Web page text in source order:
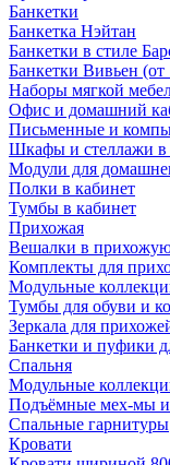
Банкетки
Банкетка Нэйтан
Банкетки в стиле
Банкетки Вивьен (от
Наборы мягкой
Офис и домашний
Письменные и
Шкафы и стеллажи в
Модули для
Полки в кабинет
Тумбы в кабинет
Прихожая
Вешалки в
Комплекты для
Модульные
Тумбы для обуви и
Зеркала для
Банкетки и пуфики
Спальня
Модульные
Подъёмные мех-мы и
Спальные гарнитуры
Кровати